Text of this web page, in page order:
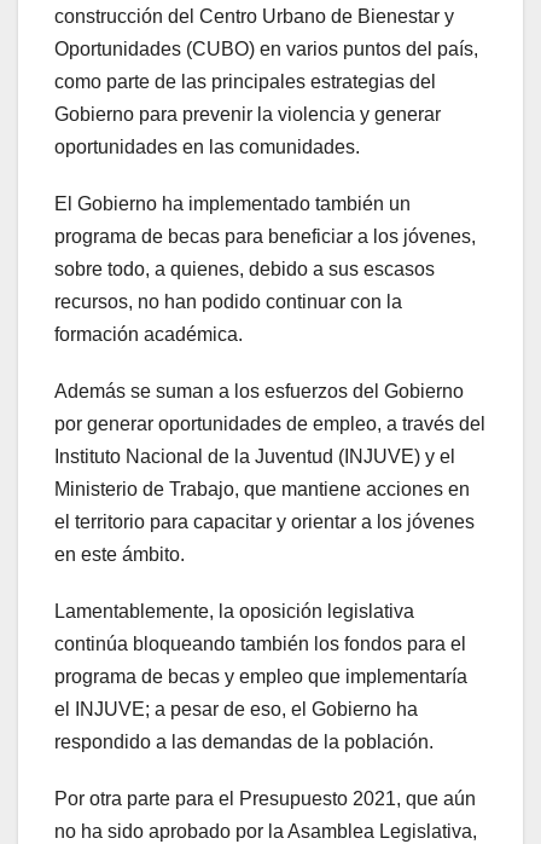
construcción del Centro Urbano de Bienestar y
Oportunidades (CUBO) en varios puntos del país,
como parte de las principales estrategias del
Gobierno para prevenir la violencia y generar
oportunidades en las comunidades.
El Gobierno ha implementado también un
programa de becas para beneficiar a los jóvenes,
sobre todo, a quienes, debido a sus escasos
recursos, no han podido continuar con la
formación académica.
Además se suman a los esfuerzos del Gobierno
por generar oportunidades de empleo, a través del
Instituto Nacional de la Juventud (INJUVE) y el
Ministerio de Trabajo, que mantiene acciones en
el territorio para capacitar y orientar a los jóvenes
en este ámbito.
Lamentablemente, la oposición legislativa
continúa bloqueando también los fondos para el
programa de becas y empleo que implementaría
el INJUVE; a pesar de eso, el Gobierno ha
respondido a las demandas de la población.
Por otra parte para el Presupuesto 2021, que aún
no ha sido aprobado por la Asamblea Legislativa,